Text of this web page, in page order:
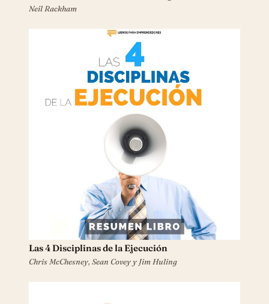
Neil Rackham
Las 4 Disciplinas de la Ejecución
Chris McChesney, Sean Covey y Jim Huling